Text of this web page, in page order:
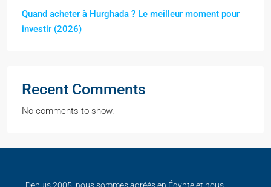
Quand acheter à Hurghada ? Le meilleur moment pour
investir (2026)
Recent Comments
No comments to show.